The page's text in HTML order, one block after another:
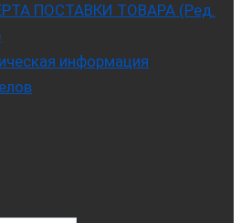
ПОСТАВКИ ТОВАРА (Ред.
информация